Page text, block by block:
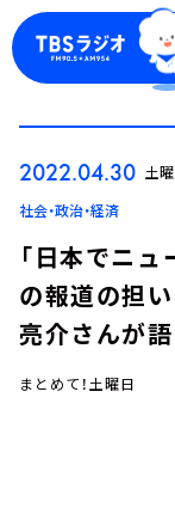
2022.04.30 土
社会・政治・経済
「日本でニ
の報道の担い
亮介さんが
まとめて！土曜日